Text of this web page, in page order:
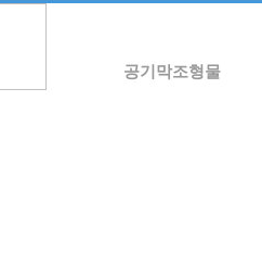
공기막조형물